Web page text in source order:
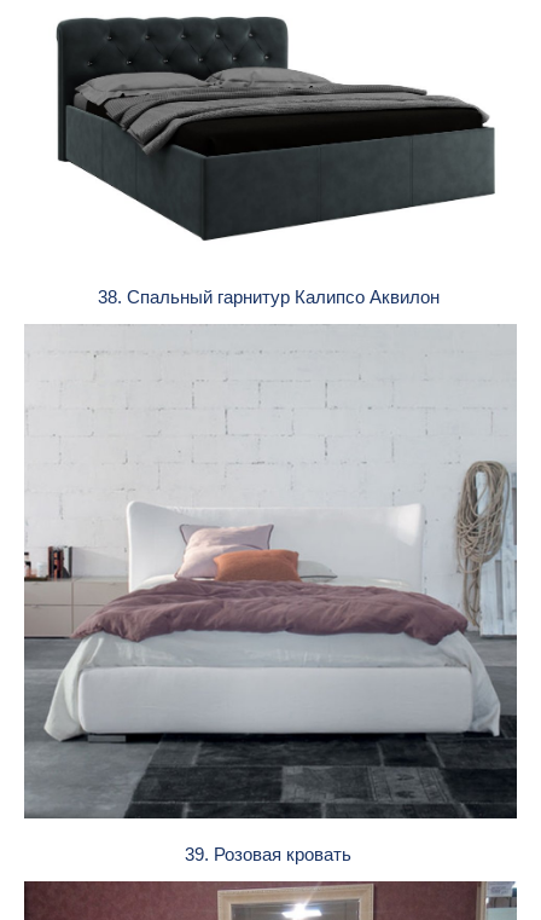
38. Спальный гарнитур Калипсо Аквилон
39. Розовая кровать